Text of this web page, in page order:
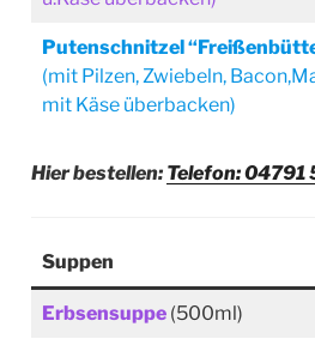
Putenschnitzel
(mit Pilzen, Zwiebeln,
mit Käse überbacken)
Hier bestellen: Telefon: 04791
Suppen
Erbsensuppe (500ml)